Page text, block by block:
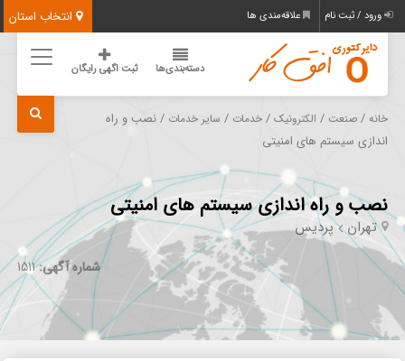
انتخاب استان ورود / ثبت نام علاقه‌مندی ها
دسته‌بندی‌ها ثبت اگهی رایگان
خانه /صنعت / الکترونیک /خدمات / سایر خدمات / نصب و راه
اندازی سیستم های امنیتی
نصب و راه اندازی سیستم های امنیتی
تهران پردیس
شماره آگهی:1511